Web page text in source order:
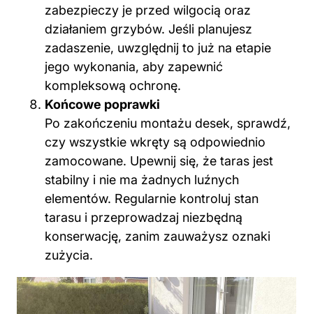
zabezpieczy je przed wilgocią oraz
działaniem grzybów. Jeśli planujesz
zadaszenie, uwzględnij to już na etapie
jego wykonania, aby zapewnić
kompleksową ochronę.
Końcowe poprawki
Po zakończeniu montażu desek, sprawdź,
czy wszystkie wkręty są odpowiednio
zamocowane. Upewnij się, że taras jest
stabilny i nie ma żadnych luźnych
elementów. Regularnie kontroluj stan
tarasu i przeprowadzaj niezbędną
konserwację, zanim zauważysz oznaki
zużycia.